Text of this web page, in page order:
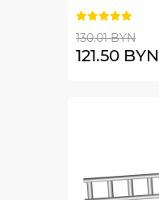
130.01 BYN
121.50 BYN